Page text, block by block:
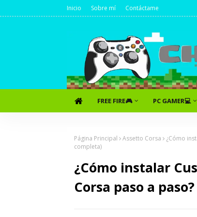
Inicio Sobre mí Contáctame
FREE FIRE🎮 PC GAMER💻
Página Principal Assetto Corsa
¿Cómo
completa)
¿Cómo instalar
Corsa paso a